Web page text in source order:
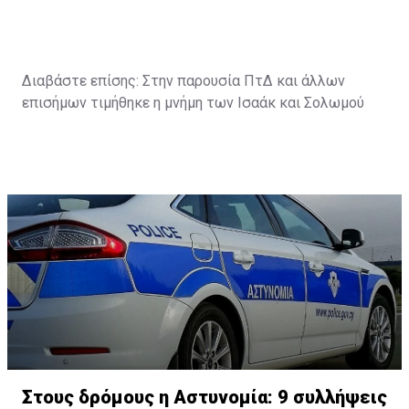
Διαβάστε επίσης: Στην παρουσία ΠτΔ και άλλων
επισήμων τιμήθηκε η μνήμη των Ισαάκ και Σολωμού
Στους δρόμους η Αστυνομία: 9 συλλήψεις